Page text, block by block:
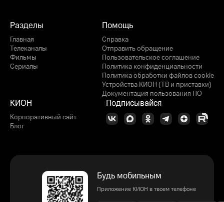
Разделы
Главная
Телеканалы
Фильмы
Сериалы
Помощь
Справка
Отправить обращение
Пользовательское соглашение
Политика конфиденциальности
Политика обработки файлов cookie
Устройства КИОН (ТВ и приставки)
Документация пользования ПО
КИОН
Корпоративный сайт
Блог
Подписывайся
Будь мобильным
Приложение КИОН в твоем телефоне